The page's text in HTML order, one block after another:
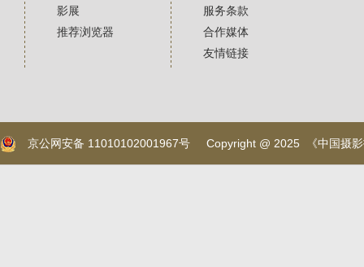
影展
推荐浏览器
服务条款
合作媒体
友情链接
京公网安备 11010102001967号 Copyright @ 2025 《中国摄